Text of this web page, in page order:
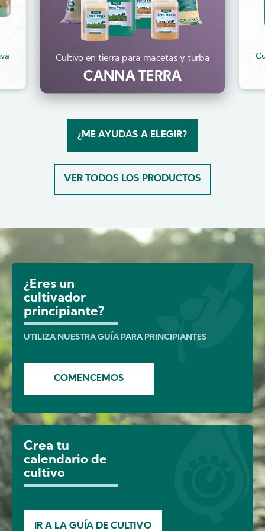
Cultivo en tierra para macetas y turba
CANNA TERRA
¿ME AYUDAS A ELEGIR?
VER TODOS LOS PRODUCTOS
¿Eres un
cultivador
principiante?
UTILIZA NUESTRA GUÍA PARA PRINCIPIANTES
COMENCEMOS
Crea tu
calendario de
cultivo
IR A LA GUÍA DE CULTIVO